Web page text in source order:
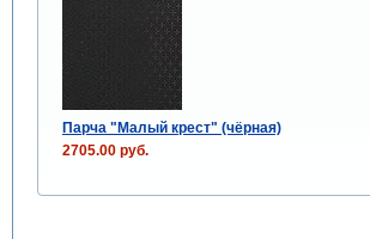
Парча "Малый крест" (чёрная)
2705.00 руб.